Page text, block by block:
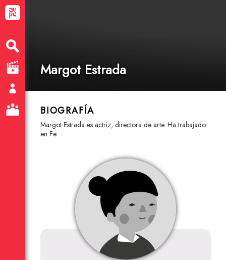
Margot Estrada
BIOGRAFÍA
Margot Estrada es actriz, directora de arte. Ha trabajado
en Fe.